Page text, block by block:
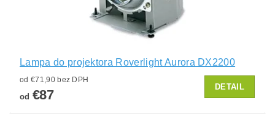
Lampa do projektora Roverlight Aurora DX2200
od €71,90 bez DPH
od €87
DETAIL